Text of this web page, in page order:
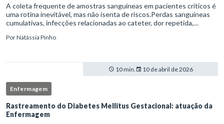
A coleta frequente de amostras sanguíneas em pacientes críticos é
uma rotina inevitável, mas não isenta de riscos.Perdas sanguíneas
cumulativas, infecções relacionadas ao cateter, dor repetida,
PorNatássia Pinho
10 min. 10 de abril de 2026
Enfermagem
Rastreamento do Diabetes Mellitus Gestacional: atuação da
Enfermagem